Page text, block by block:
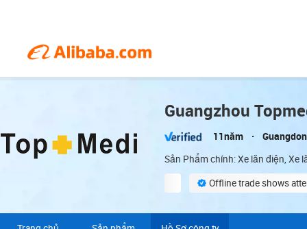
Guangzhou
11năm
Sản Phẩm chính: Xe lăn điện, Xe
Offline trade shows